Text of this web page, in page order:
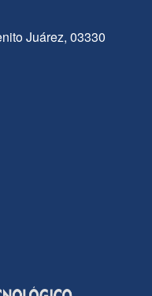
Juárez, 03330